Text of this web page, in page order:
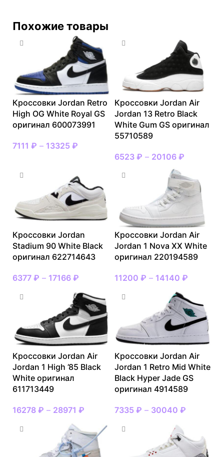
Похожие товары
Кроссовки Jordan Retro
High OG White Royal GS
оригинал 600073991
7111 ₽ – 13325 ₽
Кроссовки Jordan Air
Jordan 13 Retro Black
White Gum GS оригинал
55710589
6523 ₽ – 20106 ₽
Кроссовки Jordan
Stadium 90 White Black
оригинал 622714643
6377 ₽ – 17166 ₽
Кроссовки Jordan Air
Jordan 1 Nova XX White
оригинал 220194589
11200 ₽ – 14140 ₽
Кроссовки Jordan Air
Jordan 1 High ’85 Black
White оригинал
611713449
16278 ₽ – 28971 ₽
Кроссовки Jordan Air
Jordan 1 Retro Mid White
Black Hyper Jade GS
оригинал 4914589
7335 ₽ – 30040 ₽